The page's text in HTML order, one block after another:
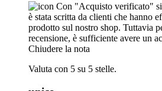
Con "Acquisto verificato"
è stata scritta da clienti che hanno
prodotto sul nostro shop. Tuttavia
recensione, è sufficiente avere un
Chiudere la nota
Valuta con 5 su 5 stelle.